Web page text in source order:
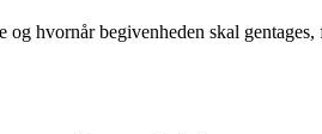
hvornår begivenheden skal